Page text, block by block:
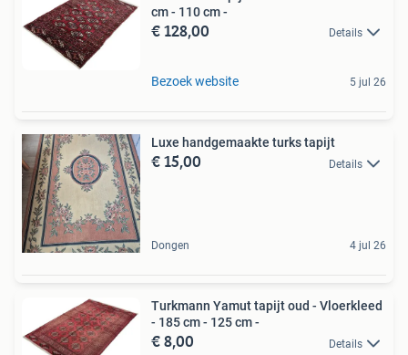
cm - 110 cm -
€ 128,00 Details
Bezoek website 5 jul 26
Luxe handgemaakte turks tapijt
€ 15,00 Details
Dongen 4 jul 26
Turkmann Yamut tapijt oud - Vloerkleed
- 185 cm - 125 cm -
€ 8,00 Details